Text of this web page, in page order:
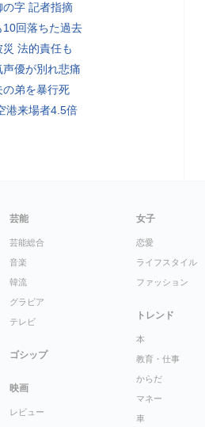
字 記者指摘
10回落ちた過去
法的責任も
優が別れ悲痛
弟を暴行死
港来場者4.5倍
芸能
芸能総合
音楽
韓流
グラビア
テレビ
ゴシップ
映画
レビュー
女子
恋愛
ライフスタイル
ファッション
トレンド
本
教育・仕事
からだ
マネー
車